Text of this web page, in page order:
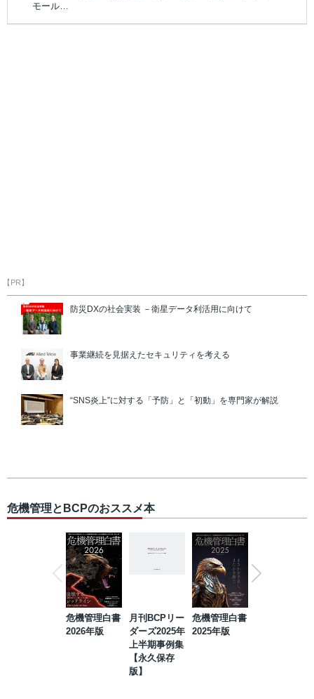
モール…
【PR】
防災DXの社会実装 －衛星データ利活用に向けて
事業継続を見据えたセキュリティを考える
“SNS炎上”に対する「予防」と「初動」を専門家が解説
危機管理とBCPのおススメ本
危機管理白書
2026年版
月刊BCPリー
ダーズ2025年
上半期事例集
【永久保存
版】
危機管理白書
2025年版